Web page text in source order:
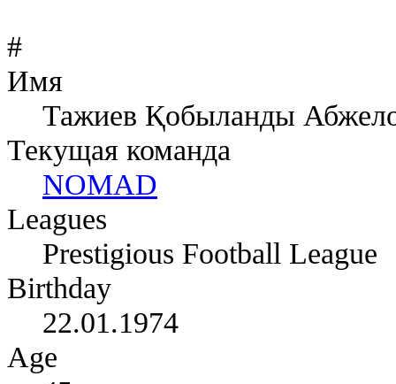
#
Имя
Тажиев Қобыланды
Текущая команда
NOMAD
Leagues
Prestigious Football League
Birthday
22.01.1974
Age